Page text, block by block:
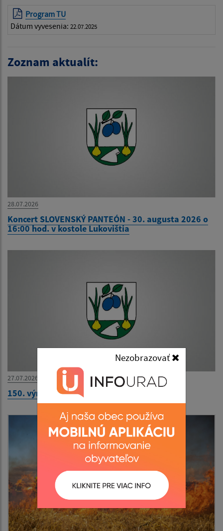
Nezobrazovať
Program TU
Dátum vyvesenia: 22.07.2025
Zoznam aktualít:
28.07.2026
Koncert SLOVENSKÝ PANTEÓN - 30. augusta 2026 o
16:00 hod. v kostole Lukovištia
27.07.2026
150. výročie narodenia Ivana Kraska